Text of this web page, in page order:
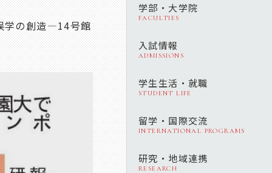
学部・大学院
FACULTIES
入試情報
ADMISSIONS
学生生活・就職
STUDENT LIFE
留学・国際交流
INTERNATIONAL PROGRAMS
研究・地域連携
RESEARCH
学の創造―14号館